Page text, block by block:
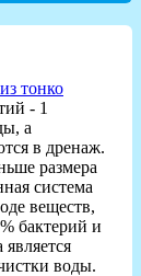
тонко
- 1
а
в дренаж.
размера
система
веществ,
бактерий и
воды.